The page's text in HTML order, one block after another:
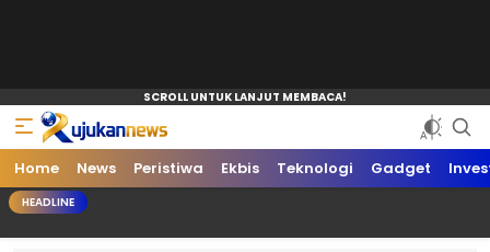
Home News Peristiwa Ekbis Teknologi Gadget
HEADLINE